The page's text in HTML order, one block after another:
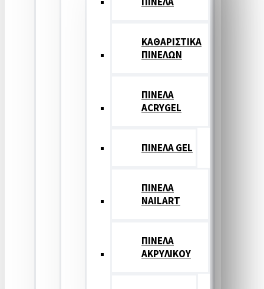
ΚΑΘΑΡΙΣΤΙΚΑ
ΠΙΝΕΛΩΝ
ΠΙΝΕΛΑ
ACRYGEL
ΠΙΝΕΛΑ GEL
ΠΙΝΕΛΑ
NAILART
ΠΙΝΕΛΑ
ΑΚΡΥΛΙΚΟΥ